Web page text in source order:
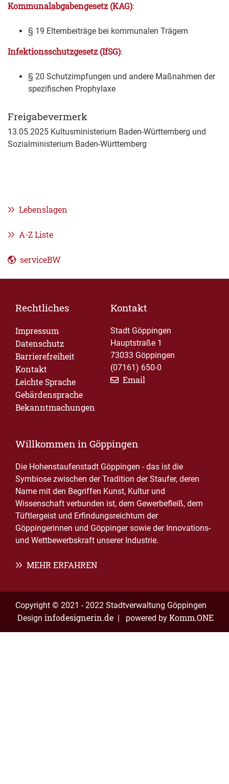
Kommunalabgabengesetz (KAG):
§ 19 Elternbeiträge bei kommunalen Trägern
Infektionsschutzgesetz (IfSG):
§ 20 Schutzimpfungen und andere Maßnahmen der
spezifischen Prophylaxe
Freigabevermerk
13.05.2025 Kultusministerium Baden-Württemberg und
Sozialministerium Baden-Württemberg
Lebenslagen
A-Z Liste
serviceBW
Rechtliches
Impressum
Datenschutz
Barrierefreiheit
Kontakt
Leichte Sprache
Gebärdensprache
Bekanntmachungen
Kontakt
Stadt Göppingen
Hauptstraße 1
73033 Göppingen
(07161) 650-0
Email
Willkommen in Göppingen
Die Hohenstaufenstadt Göppingen - das ist die
Symbiose zwischen der Tradition der Staufer, deren
Name mit den Begriffen Kunst, Kultur und
Wissenschaft verbunden ist, dem Gewerbefleiß, dem
Tüftlergeist und Erfindungsreichtum der
Göppingerinnen und Göppinger sowie der Innovations-
und Wettbewerbskraft unserer Industrie.
MEHR ERFAHREN
Copyright © 2021 - 2022 Stadtverwaltung Göppingen
Design infodesignerin.de | powered by Komm.ONE